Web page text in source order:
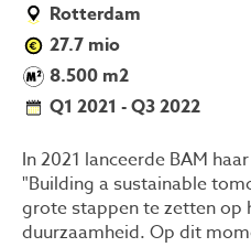
Rotterdam
27.7 mio
8.500 m2
Q1 2021 - Q3 2022
In 2021 lanceerde BAM
"Building a sustainable
grote stappen te zetten op
duurzaamheid. Op dit